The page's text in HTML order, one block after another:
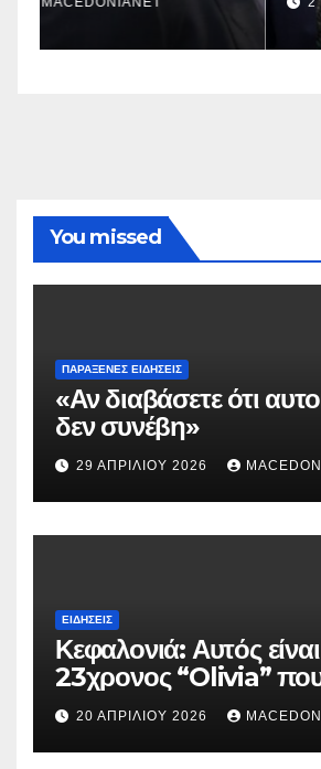
You missed
ΠΑΡΆΞΕΝΕΣ ΕΙΔΉΣΕΙΣ
«Αν διαβάσετε ότι
δεν συνέβη»
29 ΑΠΡΙΛΊΟΥ 2026
ΕΙΔΉΣΕΙΣ
Κεφαλονιά: Αυτός
23χρονος “Olivia”
κατηγορείται για τον
Μυρτούς
20 ΑΠΡΙΛΊΟΥ 2026